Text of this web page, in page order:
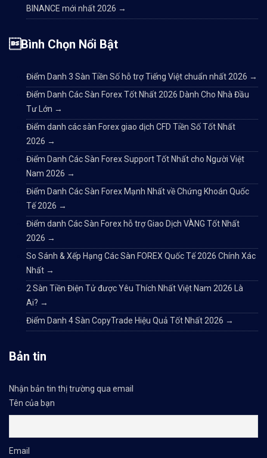
BINANCE mới nhất 2026 →
Bình Chọn Nổi Bật
Điểm Danh 3 Sàn Tiền Số hỗ trợ Tiếng Việt chuẩn nhất 2026 →
Điểm Danh Các Sàn Forex Tốt Nhất 2026 Dành Cho Nhà Đầu
Tư Lớn →
Điểm danh các sàn Forex giao dịch CFD Tiền Số Tốt Nhất
2026 →
Điểm Danh Các Sàn Forex Support Tốt Nhất cho Người Việt
Nam 2026 →
Điểm Danh Các Sàn Forex Mạnh Nhất về Chứng Khoán Quốc
Tế 2026 →
Điểm danh Các Sàn Forex hỗ trợ Giao Dịch VÀNG Tốt Nhất
2026 →
So Sánh & Xếp Hạng Các Sàn FOREX Quốc Tế 2026 Chính Xác
Nhất →
2 Sàn Tiền Điện Tử được Yêu Thích Nhất Việt Nam 2026 Là
Ai? →
Điểm Danh 4 Sàn CopyTrade Hiệu Quả Tốt Nhất 2026 →
Bản tin
Nhận bản tin thị trường qua email
Tên của bạn
Email